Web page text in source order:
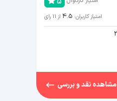
امتیاز کاربران: 4.5 از 11 رای
مشاهده نقد و بررسی